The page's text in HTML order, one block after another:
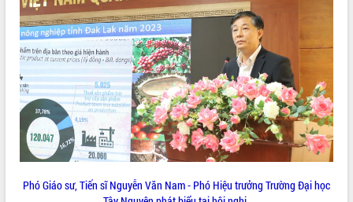
Gặp mặt các cơ quan báo chí nhân Kỷ
niệm 101 năm Ngày Báo chí Cách
mạng Việt Nam
Đắk Lắk sơ kết 4 năm triển khai thực
hiện Đề án 06 của Chính phủ
Họp báo thông tin về Hội nghị Công bố
Quy hoạch và Xúc tiến đầu tư tỉnh Đắk
Lắk
Khơi thông điểm nghẽn, đẩy nhanh
giải ngân vốn khắc phục thiên tai
HĐND tỉnh thông qua điều chỉnh Quy
Phó Giáo sư, Tiến sĩ Nguyễn Văn Nam - Phó Hiệu trưởng Trường Đại học